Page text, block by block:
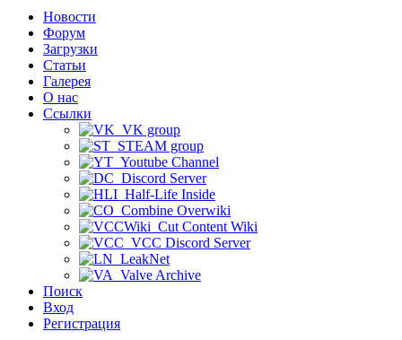
Новости
Форум
Загрузки
Статьи
Галерея
О нас
Ссылки
VK group
STEAM group
Youtube Channel
Discord Server
Half-Life Inside
Combine Overwiki
Cut Content Wiki
VCC Discord Server
LeakNet
Valve Archive
Поиск
Вход
Регистрация